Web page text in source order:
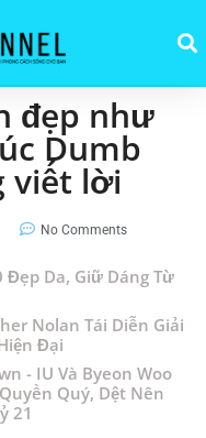
đẹp như
Dumb
viết lời
No Comments
Da, Giữ Dáng Từ
Nolan Tái Diễn Giải
Đại
- IU Và Byeon Woo
Quý, Dệt Nên
21